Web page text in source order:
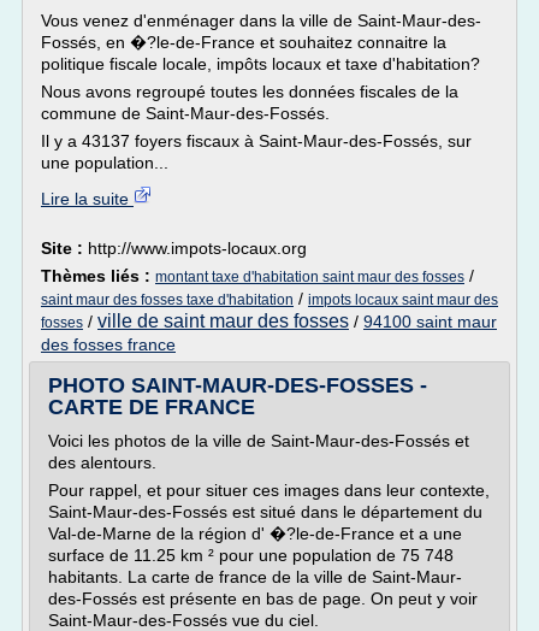
Vous venez d'enménager dans la ville de Saint-Maur-des-
Fossés, en �?le-de-France et souhaitez connaitre la
politique fiscale locale, impôts locaux et taxe d'habitation?
Nous avons regroupé toutes les données fiscales de la
commune de Saint-Maur-des-Fossés.
Il y a 43137 foyers fiscaux à Saint-Maur-des-Fossés, sur
une population...
Lire la suite
Site : http://www.impots-locaux.org
Thèmes liés : montant taxe d'habitation saint maur des fosses /
saint maur des fosses taxe d'habitation / impots locaux saint maur des
fosses / ville de saint maur des fosses / 94100 saint maur
des fosses france
PHOTO SAINT-MAUR-DES-FOSSES -
CARTE DE FRANCE
Voici les photos de la ville de Saint-Maur-des-Fossés et
des alentours.
Pour rappel, et pour situer ces images dans leur contexte,
Saint-Maur-des-Fossés est situé dans le département du
Val-de-Marne de la région d' �?le-de-France et a une
surface de 11.25 km ² pour une population de 75 748
habitants. La carte de france de la ville de Saint-Maur-
des-Fossés est présente en bas de page. On peut y voir
Saint-Maur-des-Fossés vue du ciel.